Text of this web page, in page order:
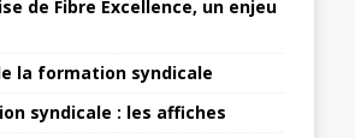
de Fibre Excellence, un enjeu
la formation syndicale
syndicale : les affiches